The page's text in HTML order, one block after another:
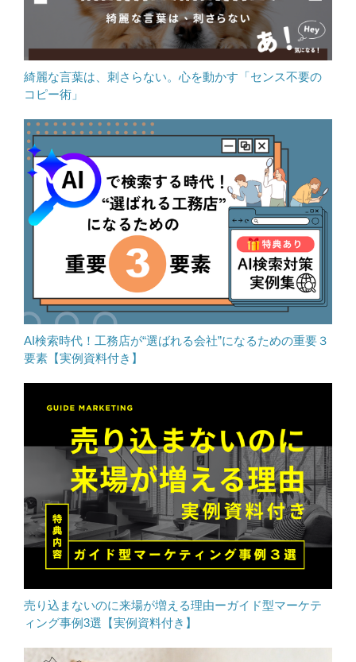
綺麗な言葉は、刺さらない。心を動かす「センス不要の
コピー術」
AI検索時代！工務店が“選ばれる会社”になるための重要３
要素【実例資料付き】
売り込まないのに来場が増える理由ーガイド型マーケテ
ィング事例3選【実例資料付き】